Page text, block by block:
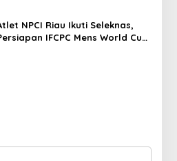
NPCI Riau Ikuti Seleknas,
IFCPC Mens World Cup